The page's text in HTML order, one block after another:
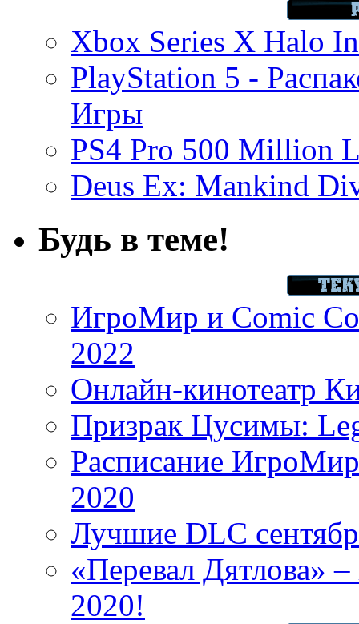
Xbox Series X Halo
PlayStation 5 -
Игры
PS4 Pro 500 Million
Deus Ex: Mankind
Будь в теме!
ИгроМир и Comic
2022
Онлайн-кинотеатр
Призрак Цусимы:
Расписание
2020
Лучшие DLC
«Перевал Дятлова»
2020!